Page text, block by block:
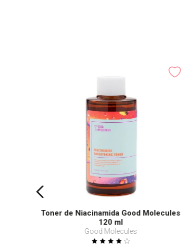
Toner de Niacinamida Good Molecules
120 ml
Good Molecules